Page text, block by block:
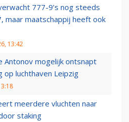
777-9’s nog steeds
maar maatschappij heeft ook
13:42
Antonov mogelijk ontsnapt
op luchthaven Leipzig
meerdere vluchten naar
staking